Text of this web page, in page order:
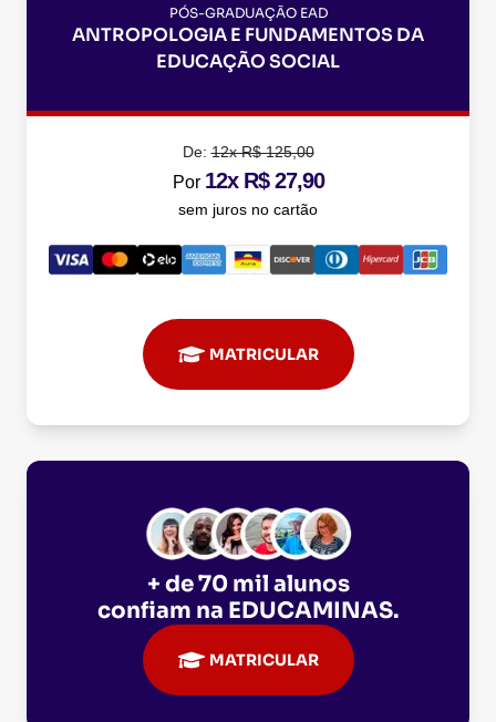
PÓS-GRADUAÇÃO EAD
ANTROPOLOGIA E FUNDAMENTOS DA
EDUCAÇÃO SOCIAL
De:12x R$ 125,00
Por 12x R$ 27,90
sem juros no cartão
MATRICULAR
+ de 70 mil alunos
confiam na EDUCAMINAS.
MATRICULAR